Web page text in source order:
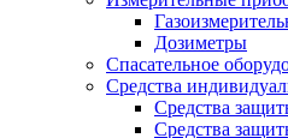
Дозиметры
Спасательное
Средства
Средства
Средства